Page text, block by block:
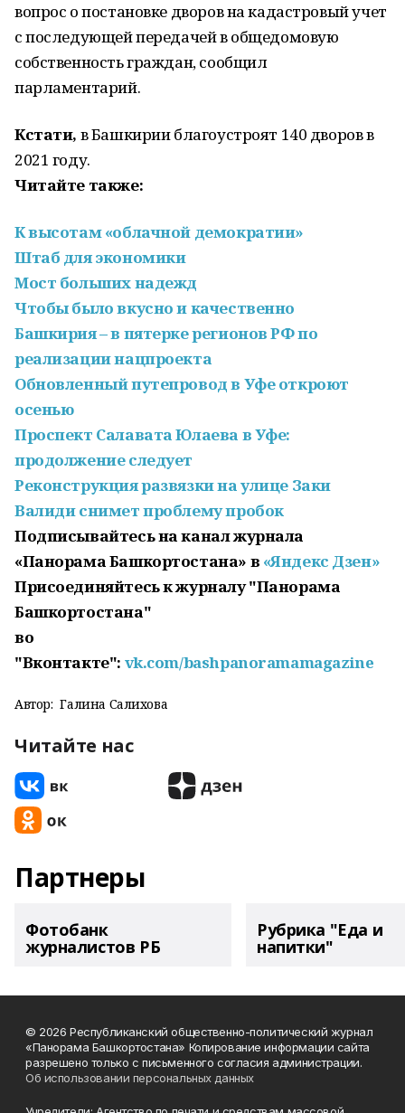
вопрос о постановке дворов на кадастровый учет
с последующей передачей в общедомовую
собственность граждан, сообщил
парламентарий.
Кстати, в Башкирии благоустроят 140 дворов в
2021 году.
Читайте также:
К высотам «облачной демократии»
Штаб для экономики
Мост больших надежд
Чтобы было вкусно и качественно
Башкирия – в пятерке регионов РФ по
реализации нацпроекта
Обновленный путепровод в Уфе откроют
осенью
Проспект Салавата Юлаева в Уфе:
продолжение следует
Реконструкция развязки на улице Заки
Валиди снимет проблему пробок
Подписывайтесь на канал журнала
«Панорама Башкортостана» в «Яндекс Дзен»
Присоединяйтесь к журналу "Панорама
Башкортостана"
во
"Вконтакте": vk.com/bashpanoramamagazine
Автор: Галина Салихова
Читайте нас
Партнеры
Фотобанк
журналистов РБ
Рубрика "Еда и
напитки"
© 2026 Республиканский общественно-политический журнал
«Панорама Башкортостана» Копирование информации сайта
разрешено только с письменного согласия администрации.
Об использовании персональных данных